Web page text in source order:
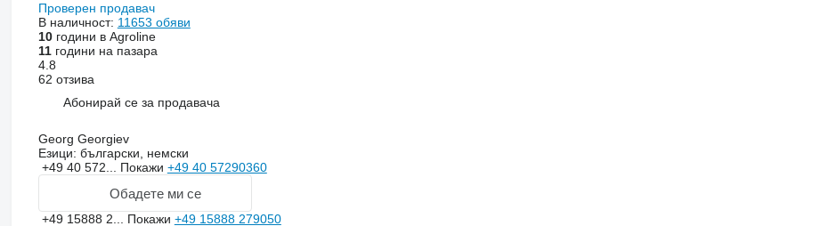
Проверен продавач
В наличност: 11653 обяви
10години в Agroline
11години на пазара
4.8
62 отзива
Абонирай се за продавача
Georg Georgiev
Езици: български, немски
+49 40 572... Покажи +49 40 57290360
Обадете ми се
+49 15888 2... Покажи +49 15888 279050